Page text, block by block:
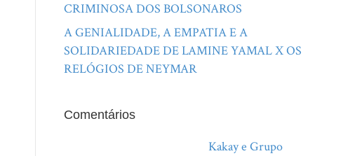
CRIMINOSA DOS BOLSONAROS
A GENIALIDADE, A EMPATIA E A
SOLIDARIEDADE DE LAMINE YAMAL X OS
RELÓGIOS DE NEYMAR
Comentários
Kakay e Grupo